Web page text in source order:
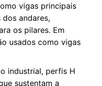
vigas principais
andares,
os pilares. Em
usados como vigas
industrial, perfis H
sustentam a